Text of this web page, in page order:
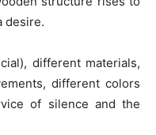
desire.
different materials,
different colors
of silence and the